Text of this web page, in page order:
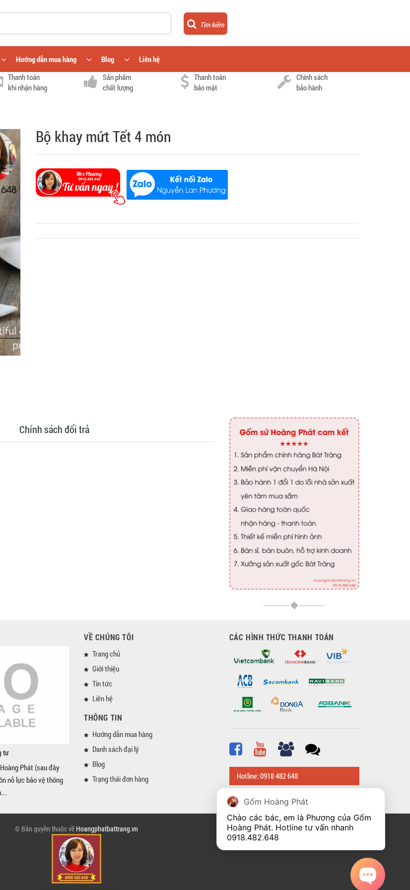
Tìm kiếm
Hướng dẫn mua hàng Blog
Liên hệ
Thanh toán
khi nhận hàng
Sản phẩm
chất lượng
Thanh toán
bảo mật
Chính sách
bảo hành
Bộ khay mứt Tết 4 món
Chính sách đổi trả
tư
Phát (sau đây
nỗ lực bảo vệ thông
VỀ CHÚNG TÔI
Trang chủ
Giới thiệu
Tin tức
Liên hệ
THÔNG TIN
Hướng dẫn mua hàng
Danh sách đại lý
Blog
Trạng thái đơn hàng
CÁC HÌNH THỨC THANH TOÁN
Hotline: 0918 482 648
© Bản quyền thuộc về Hoangphatbattrang.vn
Gốm Hoàng Phát
Chào các bác, em là Phương của Gốm
0918.482.648